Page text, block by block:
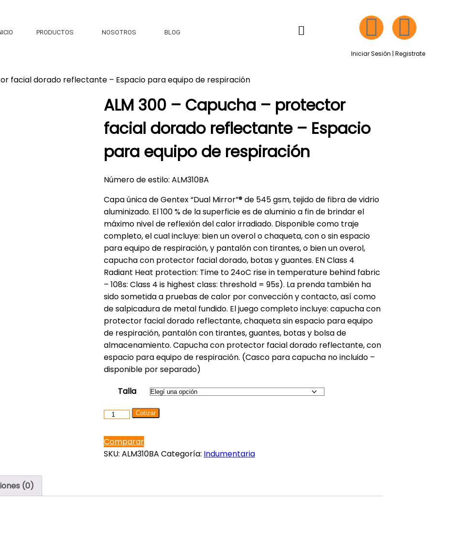
PRODUCTOS NOSOTROS BLOG
Iniciar Sesión | Registrate
facial dorado reflectante – Espacio para equipo de respiración
ALM 300 – Capucha – protector
facial dorado reflectante – Espacio
para equipo de respiración
Número de estilo: ALM310BA
Capa única de Gentex “Dual Mirror”® de 545 gsm, tejido de fibra de vidrio
aluminizado. El 100 % de la superficie es de aluminio a fin de brindar el
máximo nivel de reflexión del calor irradiado. Disponible como traje
completo, el cual incluye: bien un overol o chaqueta, con o sin espacio
para equipo de respiración, y pantalón con tirantes, o bien un overol,
capucha con protector facial dorado, botas y guantes. EN Class 4
Radiant Heat protection: Time to 24oC rise in temperature behind fabric
– 108s: Class 4 is highest class: threshold = 95s). La prenda también ha
sido sometida a pruebas de calor por convección y contacto, así como
de salpicadura de metal fundido. El juego completo incluye: capucha con
protector facial dorado reflectante, chaqueta sin espacio para equipo
de respiración, pantalón con tirantes, guantes, botas y bolsa de
almacenamiento. Capucha con protector facial dorado reflectante, con
espacio para equipo de respiración. (Casco para capucha no incluido –
disponible por separado)
Talla
Cotizar
Comparar
SKU: ALM310BA Categoría: Indumentaria
(0)